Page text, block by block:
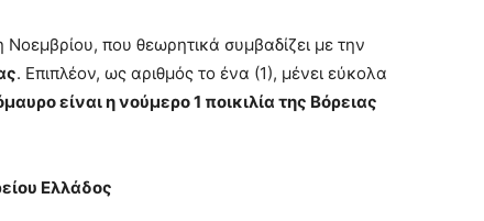
που θεωρητικά συμβαδίζει με την
. Επιπλέον, ως αριθμός το ένα (1), μένει εύκολα
είναι η νούμερο 1 ποικιλία της Βόρειας
Ελλάδος